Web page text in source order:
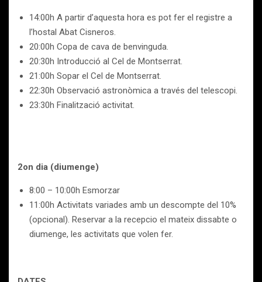
14:00h A partir d’aquesta hora es pot fer el registre a
l’hostal Abat Cisneros.
20:00h Copa de cava de benvinguda.
20:30h Introducció al Cel de Montserrat.
21:00h Sopar el Cel de Montserrat.
22:30h Observació astronòmica a través del telescopi.
23:30h Finalització activitat.
2on dia (diumenge)
8:00 – 10:00h Esmorzar
11:00h Activitats variades amb un descompte del 10%
(opcional). Reservar a la recepcio el mateix dissabte o
diumenge, les activitats que volen fer.